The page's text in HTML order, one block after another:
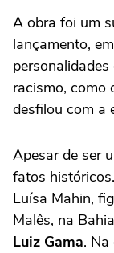
A obra foi um
lançamento,
racismo, como
desfilou com a
Apesar de ser
fatos
Luísa Mahin,
Malês, na
Luiz Gama. Na